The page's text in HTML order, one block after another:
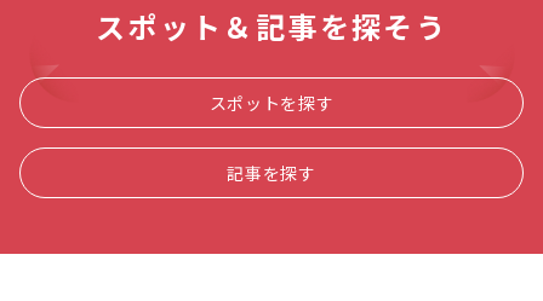
スポット＆記事を探そう
スポットを探す
記事を探す